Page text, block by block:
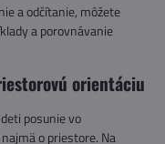
a odčítanie, môžete
a porovnávanie
orientáciu
posunie vo
o priestore. Na